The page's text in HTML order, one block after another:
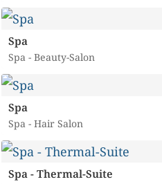
Spa
Spa - Beauty-Salon
Spa
Spa - Hair Salon
Spa - Thermal-Suite